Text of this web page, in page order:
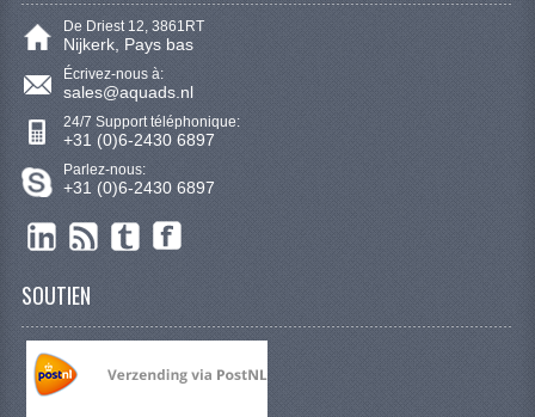
De Driest 12, 3861RT
Nijkerk, Pays bas
Écrivez-nous à:
sales@aquads.nl
24/7 Support téléphonique:
+31 (0)6-2430 6897
Parlez-nous:
+31 (0)6-2430 6897
SOUTIEN